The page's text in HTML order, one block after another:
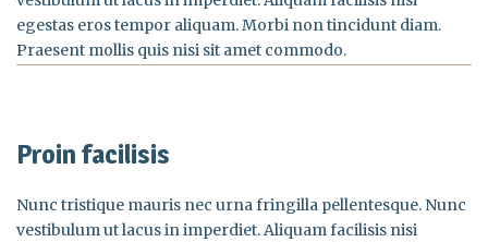
egestas eros tempor aliquam. Morbi non tincidunt diam.
Praesent mollis quis nisi sit amet commodo.
Proin facilisis
Nunc tristique mauris nec urna fringilla pellentesque. Nunc
vestibulum ut lacus in imperdiet. Aliquam facilisis nisi